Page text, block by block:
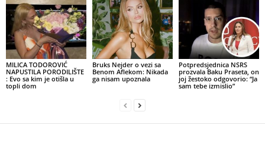
MILICA TODOROVIĆ
NAPUSTILA PORODILIŠTE
: Evo sa kim je otišla u
topli dom
Bruks Nejder o vezi sa
Benom Aflekom: Nikada
ga nisam upoznala
Potpredsjednica NSRS
prozvala Baku Praseta, on
joj žestoko odgovorio: “Ja
sam tebe izmislio”